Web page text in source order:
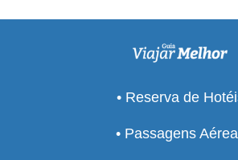
• Reserva de
• Passagens